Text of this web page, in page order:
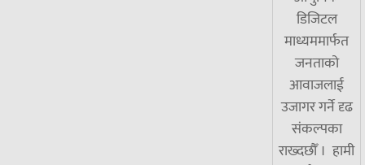
डिजिटल
माध्यममार्फत
जनताको
आवाजलाई
उजागर गर्ने दृढ
संकल्पका
राख्दछौँ । हामी